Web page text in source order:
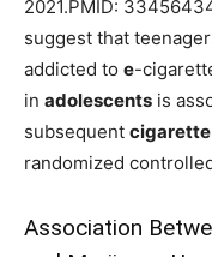
2021.PMID:
suggest that
addicted to e-
in adolescents is
subsequent cigarette
randomized
Association